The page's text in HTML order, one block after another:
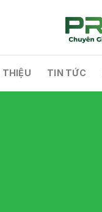
THIỆU TIN TỨC